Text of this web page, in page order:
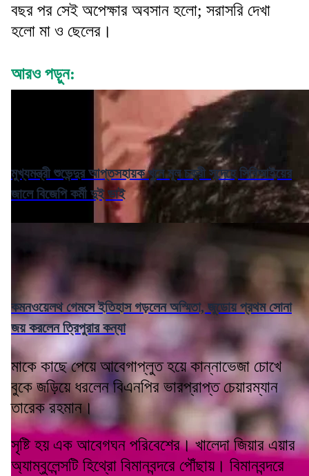
বছর পর সেই অপেক্ষার অবসান হলো; সরাসরি দেখা
হলো মা ও ছেলের।
আরও পড়ুন:
মুখ্যমন্ত্রী শুভেন্দুর আপ্তসহায়ক খুনে মূল চক্রী সন্দেহে সিবিআইয়ের
জালে বিজেপি কর্মী দুই ভাই
কমনওয়েলথ গেমসে ইতিহাস গড়লেন অস্মিতা, জুডোয় প্রথম সোনা
জয় করলেন ত্রিপুরার কন্যা
মাকে কাছে পেয়ে আবেগাপ্লুত হয়ে কান্নাভেজা চোখে
বুকে জড়িয়ে ধরলেন বিএনপির ভারপ্রাপ্ত চেয়ারম্যান
তারেক রহমান।
সৃষ্টি হয় এক আবেগঘন পরিবেশের। খালেদা জিয়ার এয়ার
অ্যাম্বুলেন্সটি হিথ্রো বিমানবন্দরে পৌঁছায়। বিমানবন্দরে